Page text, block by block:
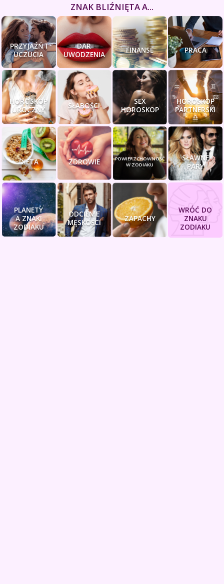
ZNAK BLIŹNIĘTA A...
PRZYJAŹŃ I
UCZUCIA
DAR
UWODZENIA
FINANSE PRACA
HOROSKOP
UROCZNY
SŁABOŚCI
SEX
HOROSKOP
HOROSKOP
PARTNERSKI
DIETA ZDROWIE
POWIERZCHOWNOŚĆ
W ZODIAKU
SŁAWNE
PARY
PLANETY
A ZNAKI
ZODIAKU
ODCIENIE
MĘSKOŚCI
ZAPACHY
WRÓĆ DO
ZNAKU
ZODIAKU